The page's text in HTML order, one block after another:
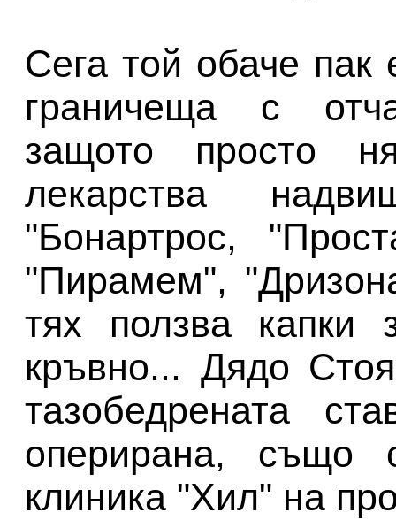
Сега той обаче
граничеща с
защото просто
лекарства
"Бонартрос,
"Пирамем",
тях ползва капки
кръвно... Дядо
тазобедрената
оперирана, също
клиника "Хил" на